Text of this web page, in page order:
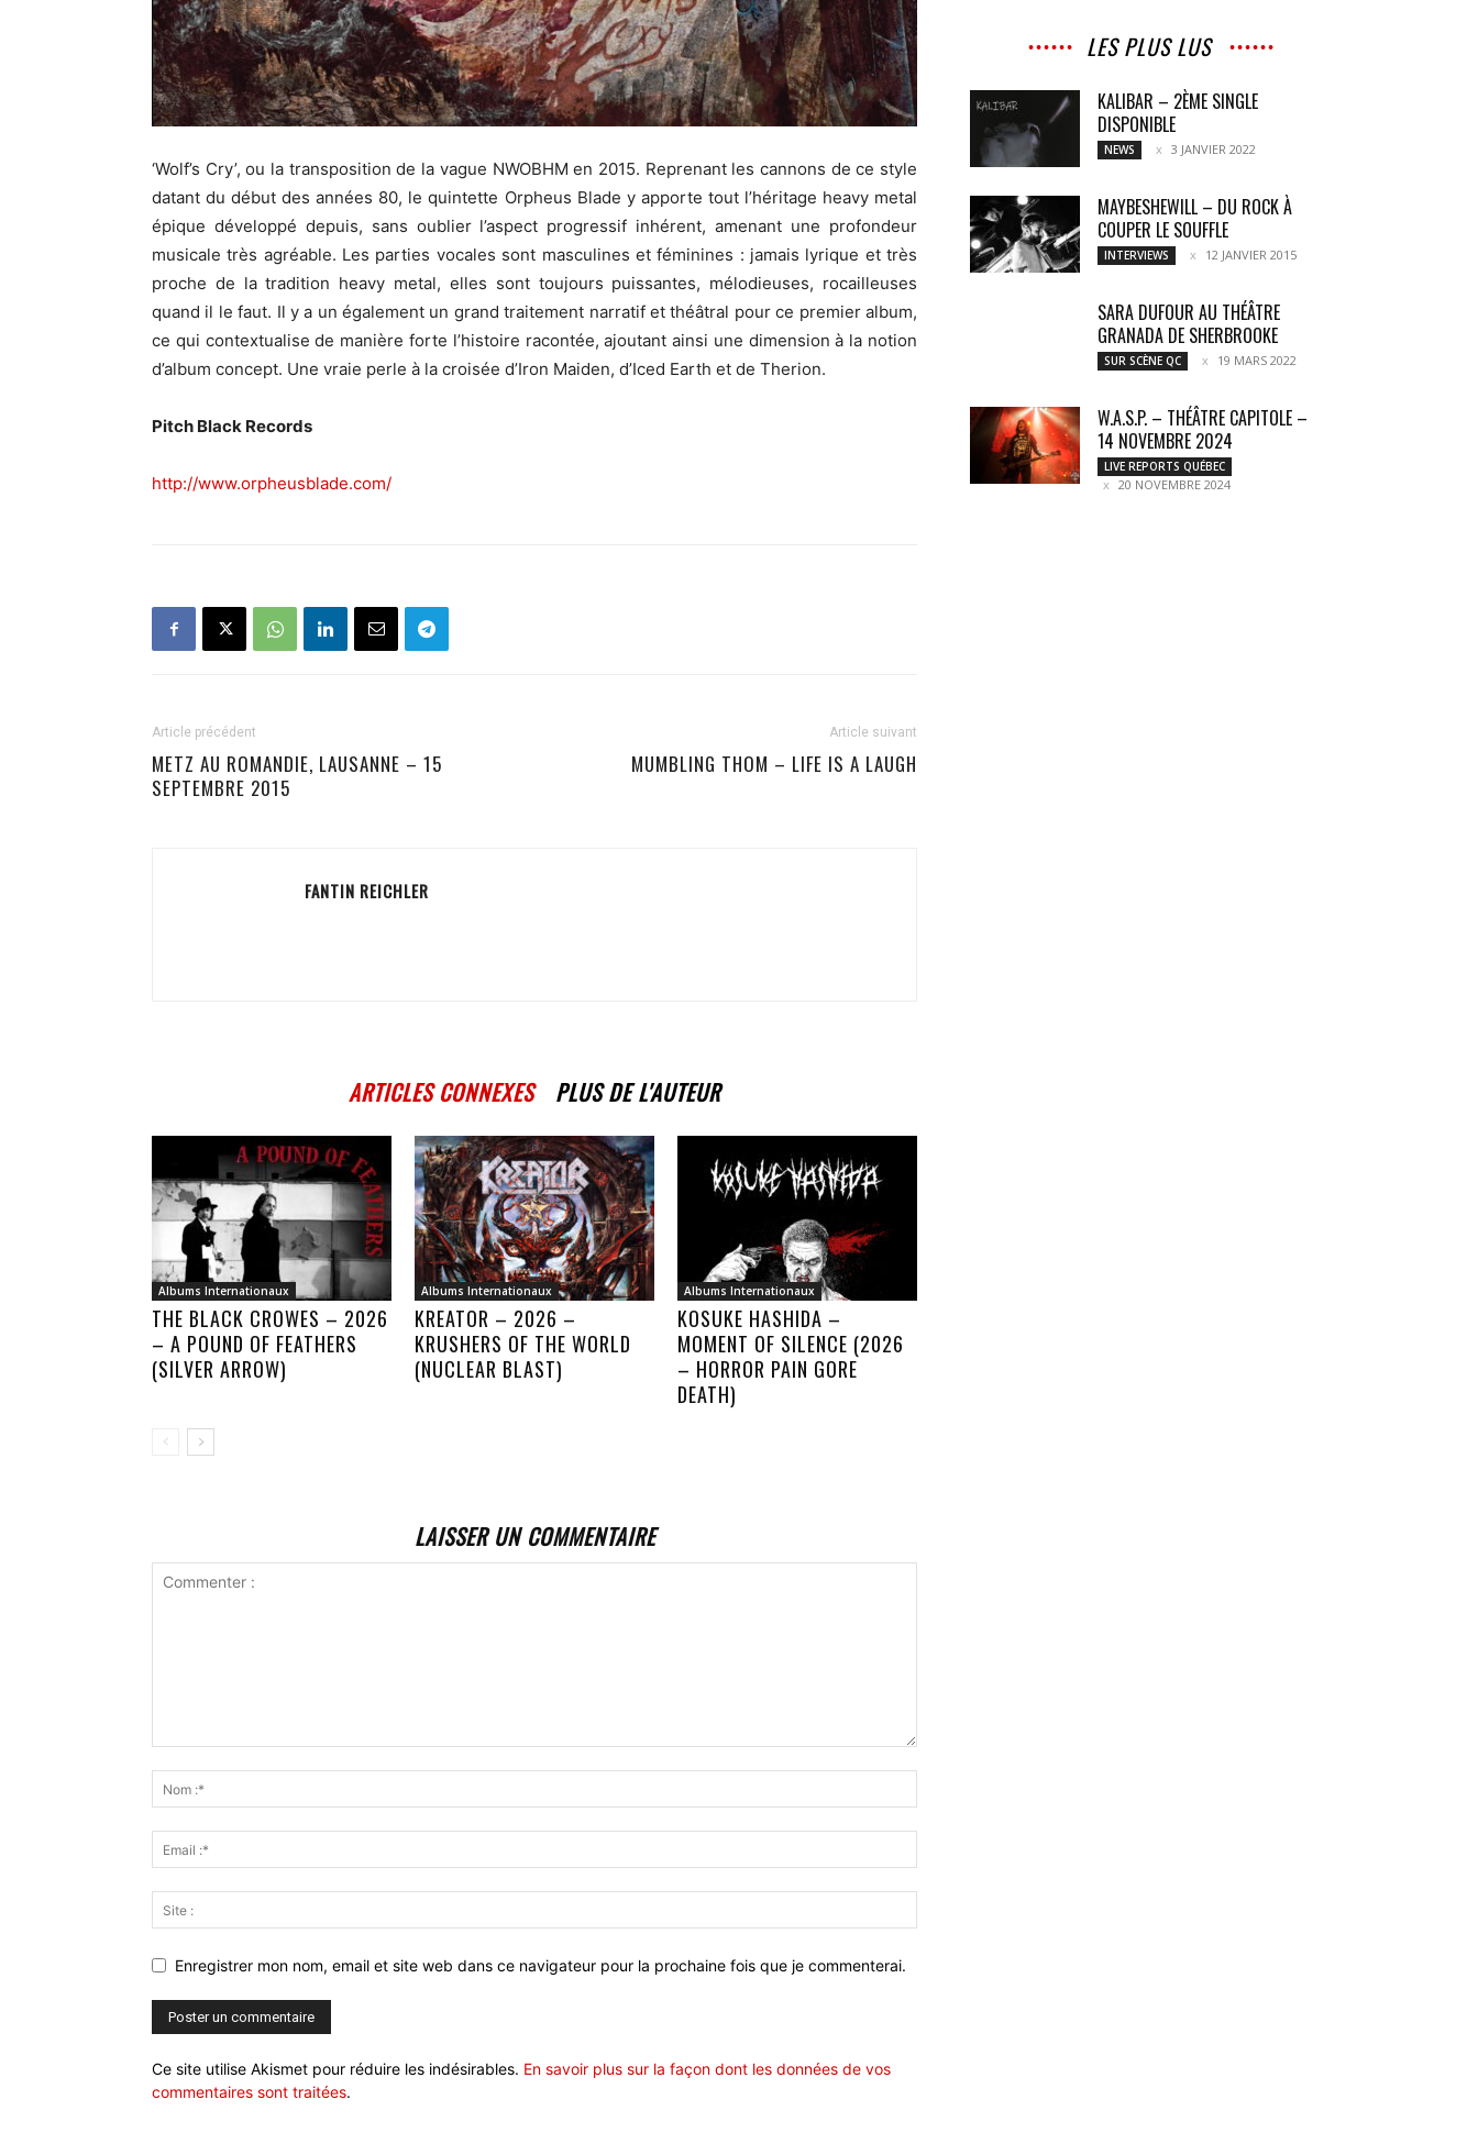
‘Wolf’s Cry’, ou la transposition de la vague NWOBHM en 2015. Reprenant les cannons de ce style
datant du début des années 80, le quintette Orpheus Blade y apporte tout l’héritage heavy metal
épique développé depuis, sans oublier l’aspect progressif inhérent, amenant une profondeur
musicale très agréable. Les parties vocales sont masculines et féminines : jamais lyrique et très
proche de la tradition heavy metal, elles sont toujours puissantes, mélodieuses, rocailleuses
quand il le faut. Il y a un également un grand traitement narratif et théâtral pour ce premier album,
ce qui contextualise de manière forte l’histoire racontée, ajoutant ainsi une dimension à la notion
d’album concept. Une vraie perle à la croisée d’Iron Maiden, d’Iced Earth et de Therion.
Pitch Black Records
http://www.orpheusblade.com/
Article précédent
METZ AU ROMANDIE, LAUSANNE – 15
SEPTEMBRE 2015
Article suivant
MUMBLING THOM – LIFE IS A LAUGH
FANTIN REICHLER
ARTICLES CONNEXES PLUS DE L'AUTEUR
Albums Internationaux
THE BLACK CROWES – 2026
– A POUND OF FEATHERS
(SILVER ARROW)
Albums Internationaux
KREATOR – 2026 –
KRUSHERS OF THE WORLD
(NUCLEAR BLAST)
Albums Internationaux
KOSUKE HASHIDA –
MOMENT OF SILENCE (2026
– HORROR PAIN GORE
DEATH)
LAISSER UN COMMENTAIRE
Enregistrer mon nom, email et site web dans ce navigateur pour la prochaine fois que je commenterai.
Ce site utilise Akismet pour réduire les indésirables. En savoir plus sur la façon dont les données de vos
commentaires sont traitées.
LES PLUS LUS
KALIBAR – 2ÈME SINGLE
DISPONIBLE
NEWS 3 JANVIER 2022
MAYBESHEWILL – DU ROCK À
COUPER LE SOUFFLE
INTERVIEWS 12 JANVIER 2015
SARA DUFOUR AU THÉÂTRE
GRANADA DE SHERBROOKE
SUR SCÈNE QC 19 MARS 2022
W.A.S.P. – THÉÂTRE CAPITOLE –
14 NOVEMBRE 2024
LIVE REPORTS QUÉBEC
20 NOVEMBRE 2024